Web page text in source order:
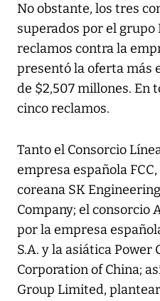
No obstante, los tres
superados por el
reclamos contra la
presentó la oferta más
de $2,507 millones. En
cinco reclamos.
Tanto el Consorcio
empresa española
coreana SK
Company; el consorcio
por la empresa
S.A. y la asiática Power
Corporation of China;
Group Limited,